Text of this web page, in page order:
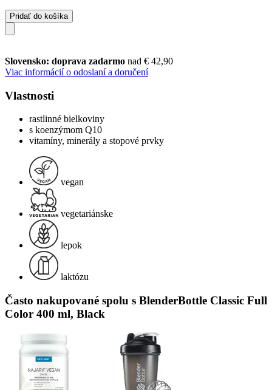
Pridať do košíka
Slovensko: doprava zadarmo nad € 42,90
Viac informácií o odoslaní a doručení
Vlastnosti
rastlinné bielkoviny
s koenzýmom Q10
vitamíny, minerály a stopové prvky
vegan
vegetariánske
lepok
laktózu
Často nakupované spolu s BlenderBottle Classic Full
Color 400 ml, Black